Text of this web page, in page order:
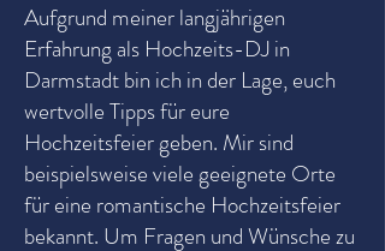
Aufgrund meiner langjährigen
Erfahrung als Hochzeits-DJ in
Darmstadt bin ich in der Lage, euch
wertvolle Tipps für eure
Hochzeitsfeier geben. Mir sind
beispielsweise viele geeignete Orte
für eine romantische Hochzeitsfeier
bekannt. Um Fragen und Wünsche zu